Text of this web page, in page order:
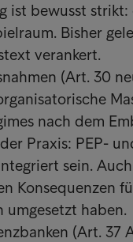
ist bewusst
Bisher
verankert.
(Art. 30
nach dem
Praxis: PEP-
sein.
Konsequenzen
umgesetzt haben.
(Art. 37